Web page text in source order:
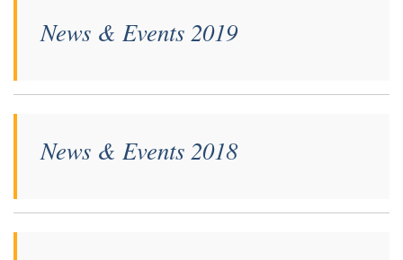
News & Events 2019
News & Events 2018